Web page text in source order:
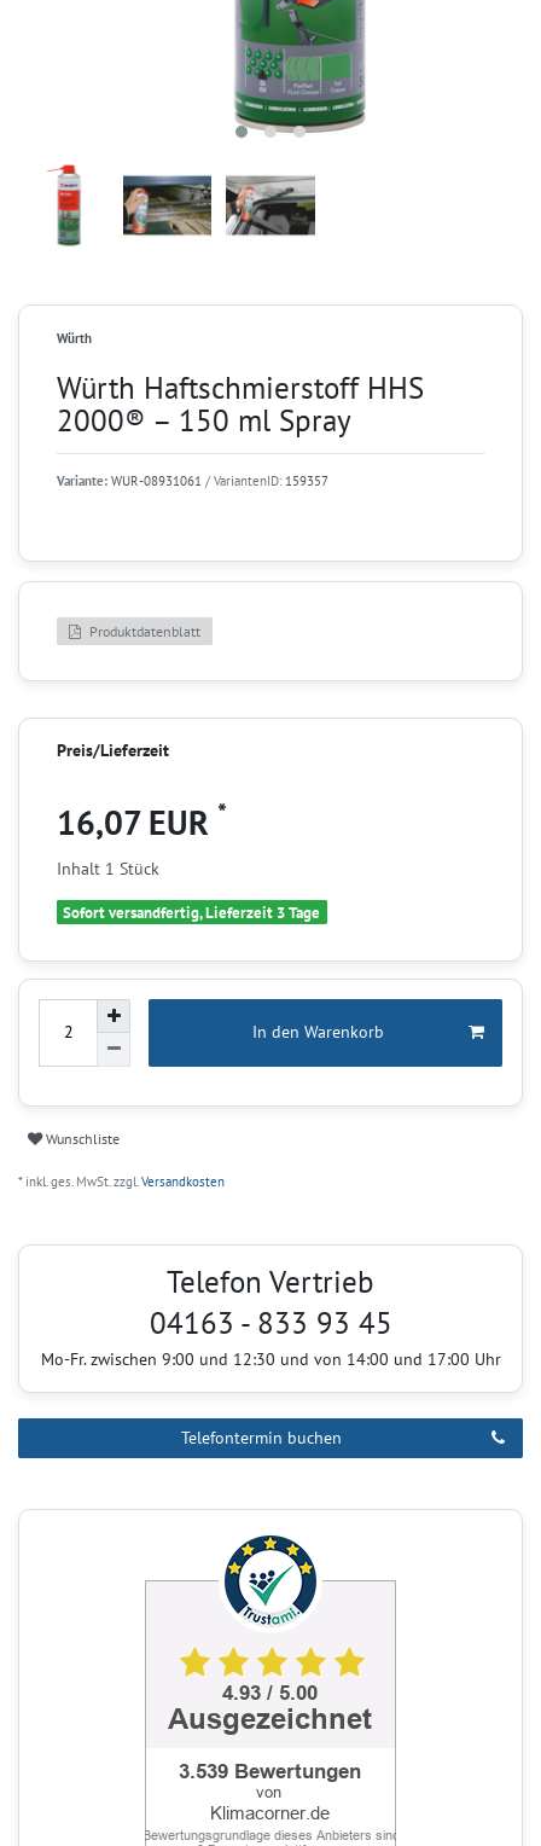
Würth
Würth Haftschmierstoff HHS
2000® – 150 ml Spray
Variante: WUR-08931061 / VariantenID: 159357
Produktdatenblatt
Preis/Lieferzeit
16,07 EUR *
Inhalt 1 Stück
Sofort versandfertig, Lieferzeit 3 Tage
In den Warenkorb
Wunschliste
* inkl. ges. MwSt. zzgl.Versandkosten
Telefon Vertrieb
04163 - 833 93 45
Mo-Fr. zwischen 9:00 und 12:30 und von 14:00 und 17:00 Uhr
Telefontermin buchen